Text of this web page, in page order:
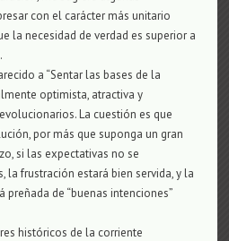
con el carácter más unitario
la necesidad de verdad es superior a
a “Sentar las bases de la
optimista, atractiva y
La cuestión es que
por más que suponga un gran
si las expectativas no se
la frustración estará bien servida, y la
de “buenas intenciones”
históricos de la corriente